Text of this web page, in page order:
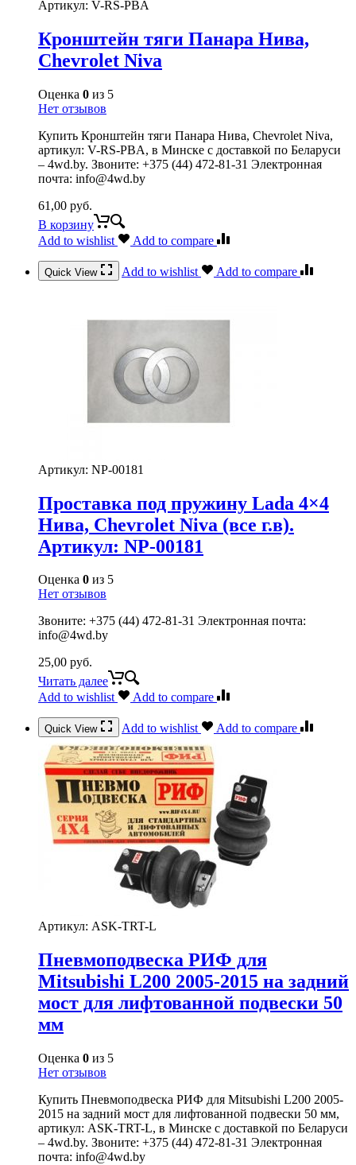
Артикул: V-RS-PBA
Кронштейн тяги Панара Нива,
Chevrolet Niva
Оценка 0 из 5
Нет отзывов
Купить Кронштейн тяги Панара Нива, Chevrolet Niva,
артикул: V-RS-PBA, в Минске с доставкой по Беларуси
– 4wd.by. Звоните: +375 (44) 472-81-31 Электронная
почта: info@4wd.by
61,00 руб.
В корзину
Add to wishlist
Add to compare
Quick View Add to wishlist Add to compare
Артикул: NP-00181
Проставка под пружину Lada 4×4
Нива, Chevrolet Niva (все г.в).
Артикул: NP-00181
Оценка 0 из 5
Нет отзывов
Звоните: +375 (44) 472-81-31 Электронная почта:
info@4wd.by
25,00 руб.
Читать далее
Add to wishlist
Add to compare
Quick View Add to wishlist Add to compare
Артикул: ASK-TRT-L
Пневмоподвеска РИФ для
Mitsubishi L200 2005-2015 на задний
мост для лифтованной подвески 50
мм
Оценка 0 из 5
Нет отзывов
Купить Пневмоподвеска РИФ для Mitsubishi L200 2005-
2015 на задний мост для лифтованной подвески 50 мм,
артикул: ASK-TRT-L, в Минске с доставкой по Беларуси
– 4wd.by. Звоните: +375 (44) 472-81-31 Электронная
почта: info@4wd.by